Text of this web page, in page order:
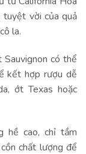
tuyệt vời của quả
la.
có thể
kết hợp rượu dễ
ớt Texas hoặc
hề cao, chỉ tầm
chất lượng để